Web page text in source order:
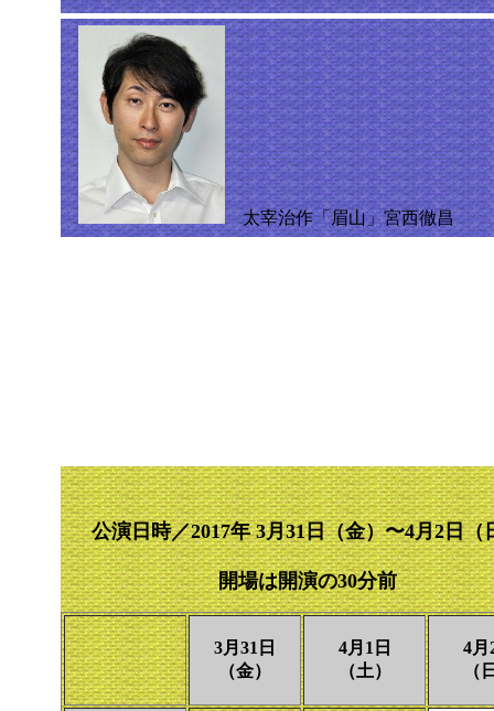
太宰治作「眉山」宮西徹昌
公演日時／2017年 3月31日（金）〜4月2日（
開場は開演の30分前
3月31日
（金）
4月1日
（土）
4月
（